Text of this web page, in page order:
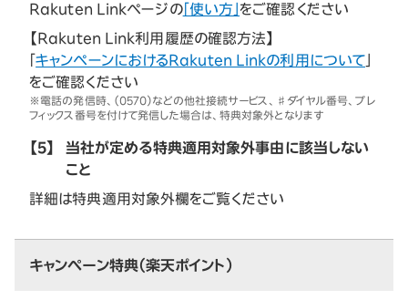
Rakuten Linkページの「使い方」 をご確認ください
【Rakuten Link利用履歴の確認方法】
「キャンペーンにおけるRakuten Linkの利用について
をご確認ください
※電話の発信時、（0570）などの他社接続サービス、♯ダイヤル番号、プレ
フィックス番号を付けて発信した場合は、特典対象外となります
【5】
当社が定める特典適用対象外事由に該当しない
こと
詳細は特典適用対象外欄をご覧ください
キャンペーン特典（楽天ポイント）